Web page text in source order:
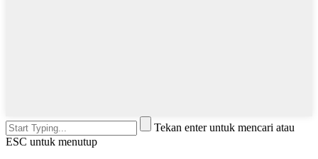
Tekan enter untuk mencari atau
ESC untuk menutup